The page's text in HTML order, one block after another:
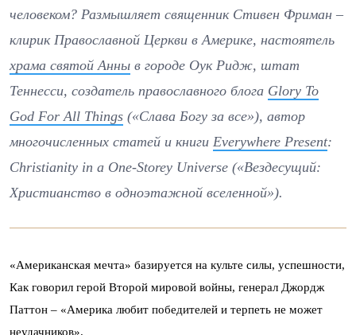
человеком? Размышляет священник Стивен Фриман –
клирик Православной Церкви в Америке, настоятель
храма святой Анны в городе Оук Ридж, штат
Теннесси, создатель православного блога Glory To
God For All Things («Слава Богу за все»), автор
многочисленных статей и книги Everywhere Present:
Christianity in a One-Storey Universe («Вездесущий:
Христианство в одноэтажной вселенной»).
«Американская мечта» базируется на культе силы, успешности,
Как говорил герой Второй мировой войны, генерал Джордж
Паттон – «Америка любит победителей и терпеть не может
неудачников».